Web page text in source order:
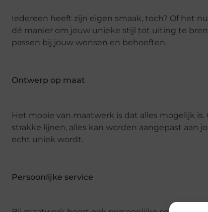
Iedereen heeft zijn eigen smaak, toch? Of het
dé manier om jouw unieke stijl tot uiting te
passen bij jouw wensen en behoeften.
Ontwerp op maat
Het mooie van maatwerk is dat alles mogelijk
strakke lijnen, alles kan worden aangepast aan
echt uniek wordt.
Persoonlijke service